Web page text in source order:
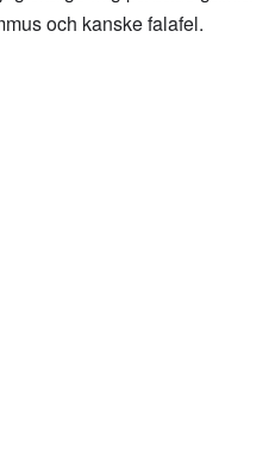
och kanske falafel.